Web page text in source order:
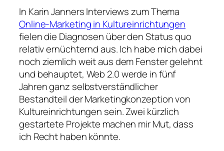
In Karin Janners Interviews zum Thema
Online-Marketing in Kultureinrichtungen
fielen die Diagnosen über den Status quo
relativ ernüchternd aus. Ich habe mich dabei
noch ziemlich weit aus dem Fenster gelehnt
und behauptet, Web 2.0 werde in fünf
Jahren ganz selbstverständlicher
Bestandteil der Marketingkonzeption von
Kultureinrichtungen sein. Zwei kürzlich
gestartete Projekte machen mir Mut, dass
ich Recht haben könnte.